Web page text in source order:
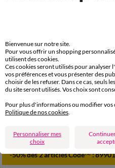
36 37 38 39 40 41
Mocassins cuir pompons
-50% dès 2 articles Code(1):
Bienvenue sur notre site.
Pour vous offrir un shopping
utilisent des cookies.
Ces cookies seront utilisés pour
vos préférences et vous présenter des
choisir de les refuser. Dans ce cas, seuls
du site seront utilisés. Vos choix sont
Pour plus d'informations ou modifier vos
Politique de nos cookies.
Personnaliser mes
choix